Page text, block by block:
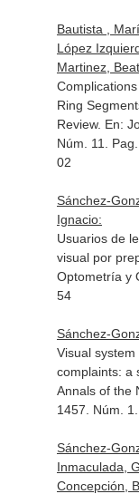
Bautista ,
López
Martinez,
Ring
Review. En:
Núm. 11.
02
Sánchez-
Ignacio:
Usuarios de
visual por
Optometría y
54
Sánchez-
Visual
complaints: a
Annals of the
1457. Núm.
Sánchez-
Inmaculada,
Concepción,